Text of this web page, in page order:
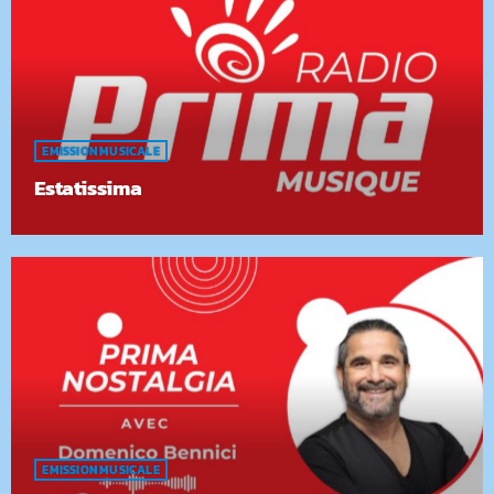
EMISSION MUSICALE
Estatissima
EMISSION MUSICALE